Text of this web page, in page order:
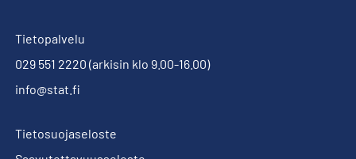
Tietopalvelu
029 551 2220 (arkisin klo 9.00-16.00)
info@stat.fi
Tietosuojaseloste